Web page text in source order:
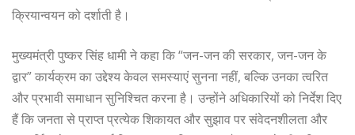
क्रियान्वयन को दर्शाती है।
मुख्यमंत्री पुष्कर सिंह धामी ने कहा कि “जन-जन की सरकार, जन-जन के
द्वार” कार्यक्रम का उद्देश्य केवल समस्याएं सुनना नहीं, बल्कि उनका त्वरित
और प्रभावी समाधान सुनिश्चित करना है। उन्होंने अधिकारियों को निर्देश दिए
हैं कि जनता से प्राप्त प्रत्येक शिकायत और सुझाव पर संवेदनशीलता और